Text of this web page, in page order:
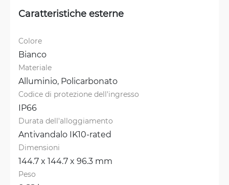
Caratteristiche esterne
Colore
Bianco
Materiale
Alluminio, Policarbonato
Codice di protezione dell'ingresso
IP66
Durata dell'alloggiamento
Antivandalo IK10-rated
Dimensioni
144.7 x 144.7 x 96.3 mm
Peso